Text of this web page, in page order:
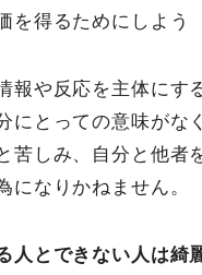
を得るためにしよう
報や反応を主体にす
にとっての意味がな
苦しみ、自分と他者
になりかねません。
人とできない人は綺